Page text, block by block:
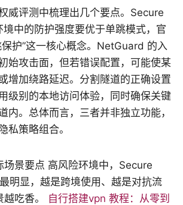
威评测中梳理出几个要点。Secure
中的防护强度要优于单跳模式，官
护”这一核心概念。NetGuard 的入
始攻击面，但若错误配置，可能使某
增加绕路延迟。分割隧道的正确设置
级别的本地访问体验，同时确保关键
内。总体而言，三者并非独立功能，
私策略组合。
场景要点 高风险环境中，Secure
明显，越是跨境使用、越是对抗流
吃香。 自行搭建vpn 教程：从零到